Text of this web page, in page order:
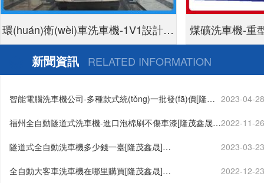
環(huán)衛(wèi)車洗車機-1V1設計方
案定制生產[隆茂鑫晟]
煤礦洗車機-重
新聞資訊 RELATED INFORMATION
智能電腦洗車機公司-多種款式統(tǒng)一批發(fā)價[隆茂 2023-04-
福州全自動隧道式洗車機-進口泡棉刷不傷車漆[隆茂鑫晟] 2022-11-
隧道式全自動洗車機多少錢一臺[隆茂鑫晟]… 2023-03-
全自動大客車洗車機在哪里購買[隆茂鑫晟]… 2022-12-